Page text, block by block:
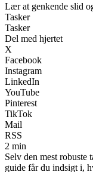
Lær at genkende slid
Tasker
Tasker
Del med hjertet
X
Facebook
Instagram
LinkedIn
YouTube
Pinterest
TikTok
Mail
RSS
2 min
Selv den mest robuste
guide får du indsigt i,